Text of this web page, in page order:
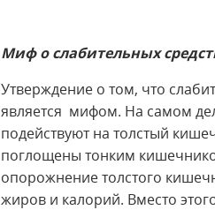
Миф о слабительных
Утверждение о том, что
является мифом. На самом
подействуют на толстый
поглощены тонким
опорожнение толстого
жиров и калорий. Вместо